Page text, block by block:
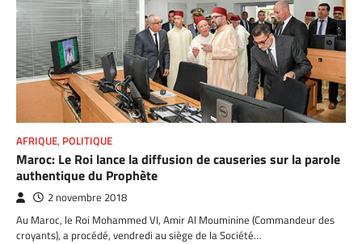
AFRIQUE, POLITIQUE
Maroc: Le Roi lance la diffusion de causeries sur la parole
authentique du Prophète
2 novembre 2018
Au Maroc, le Roi Mohammed VI, Amir Al Mouminine (Commandeur des
croyants), a procédé, vendredi au siège de la Société…